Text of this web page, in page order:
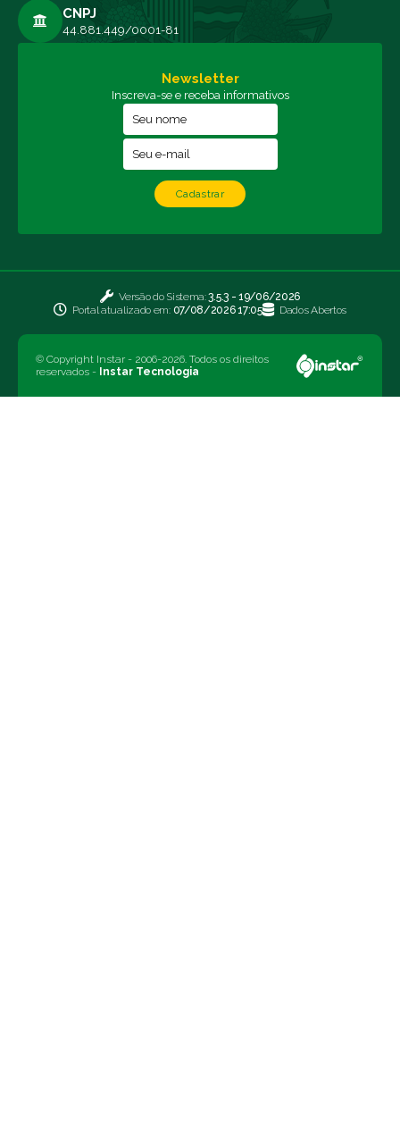
CNPJ
44.881.449/0001-81
Newsletter
Inscreva-se e receba informativos
Cadastrar
Versão do Sistema:3.5.3 - 19/06/2026
Portal atualizado em: 07/08/2026 17:05 Dados Abertos
© Copyright Instar - 2006-2026. Todos os direitos
reservados - Instar Tecnologia